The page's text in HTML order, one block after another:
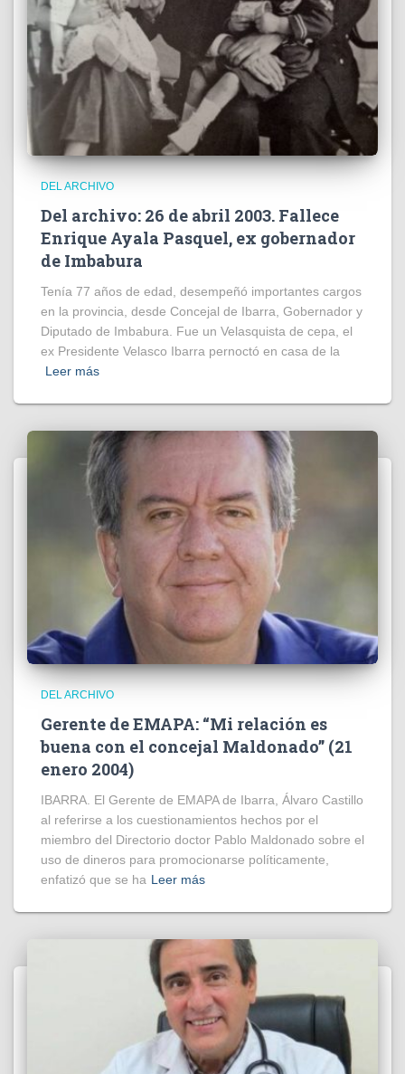
DEL ARCHIVO
Del archivo: 26 de abril 2003. Fallece
Enrique Ayala Pasquel, ex gobernador
de Imbabura
Tenía 77 años de edad, desempeñó importantes cargos
en la provincia, desde Concejal de Ibarra, Gobernador y
Diputado de Imbabura. Fue un Velasquista de cepa, el
ex Presidente Velasco Ibarra pernoctó en casa de la
Leer más
DEL ARCHIVO
Gerente de EMAPA: “Mi relación es
buena con el concejal Maldonado” (21
enero 2004)
IBARRA. El Gerente de EMAPA de Ibarra, Álvaro Castillo
al referirse a los cuestionamientos hechos por el
miembro del Directorio doctor Pablo Maldonado sobre el
uso de dineros para promocionarse políticamente,
enfatizó que se ha Leer más